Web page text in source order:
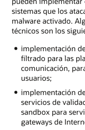
sistemas que los
malware activado.
técnicos son los
implementación
filtrado para las
comunicación,
usuarios;
implementación
servicios de
sandbox para
gateways de